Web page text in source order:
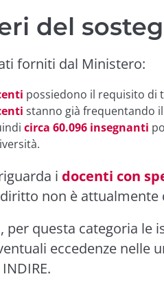
del
forniti dal Ministero:
possiedono il requisito di
stanno già frequentando il
circa 60.096 insegnanti
i docenti con
non è attualmente
per questa categoria le
eccedenze nelle